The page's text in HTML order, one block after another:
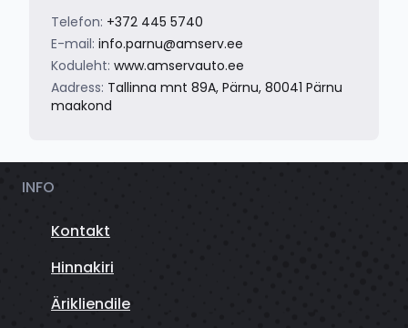
Telefon: +372 445 5740
E-mail: info.parnu@amserv.ee
Koduleht: www.amservauto.ee
Aadress: Tallinna mnt 89A, Pärnu, 80041 Pärnu
maakond
INFO
Kontakt
Hinnakiri
Ärikliendile